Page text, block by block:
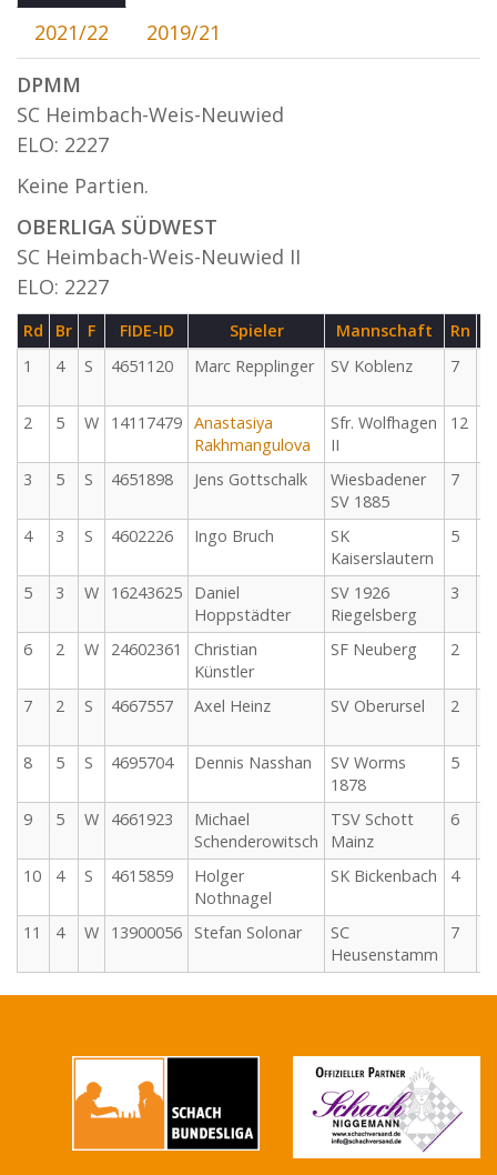
2021/22
2019/21
DPMM
SC Heimbach-Weis-Neuwied
ELO: 2227
Keine Partien.
OBERLIGA SÜDWEST
SC Heimbach-Weis-Neuwied II
ELO: 2227
Rd Br F FIDE-ID Spieler Mannschaft Rn
1
4 S 4651120 Marc Repplinger SV Koblenz 7
2
5 W 14117479 Anastasiya
Rakhmangulova
Sfr. Wolfhagen
II
12
3
5 S 4651898 Jens Gottschalk
Wiesbadener
SV 1885
7
4
3 S 4602226 Ingo Bruch
SK
Kaiserslautern
5
5
3 W 16243625
Daniel
Hoppstädter
SV 1926
Riegelsberg
3
6
2 W 24602361
Christian
Künstler
SF Neuberg 2
7
2 S 4667557 Axel Heinz SV Oberursel 2
8
5 S 4695704 Dennis Nasshan
SV Worms
1878
5
9
5 W 4661923
Michael
Schenderowitsch
TSV Schott
Mainz
6
10
4 S 4615859
Holger
Nothnagel
SK Bickenbach 4
11
4 W 13900056 Stefan Solonar
SC
Heusenstamm
7